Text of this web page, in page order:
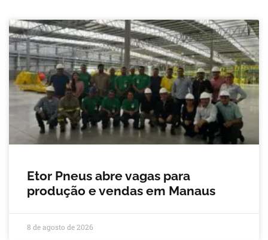
Etor Pneus abre vagas para
produção e vendas em Manaus
8 de agosto de 2026